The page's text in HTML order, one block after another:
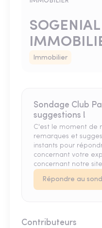
SOGENIAL
Immobilier
Sondage Club
suggestions !
C'est le moment de
remarques et
instants pour
concernant votre
concernant notre
Répondre au
Contributeurs